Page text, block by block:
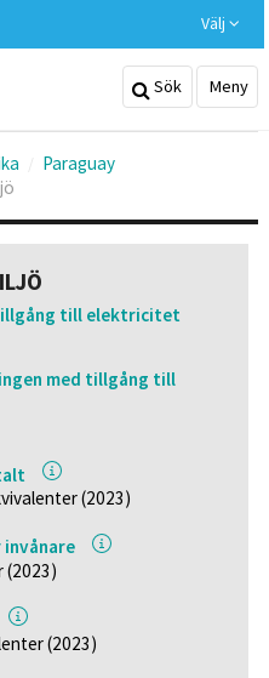
Välj
Sök Meny
Paraguay
till elektricitet
med tillgång till
(2023)
invånare
(2023)
(2023)